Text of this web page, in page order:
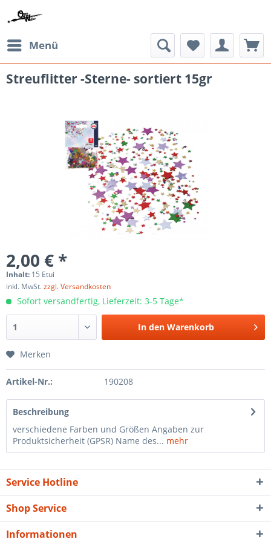
Menü
Streuflitter -Sterne- sortiert 15gr
2,00 € *
Inhalt: 15 Etui
inkl. MwSt.zzgl. Versandkosten
Sofort versandfertig, Lieferzeit: 3-5 Tage*
In den Warenkorb
Merken
Artikel-Nr.: 190208
Beschreibung
verschiedene Farben und Größen Angaben zur
Produktsicherheit (GPSR) Name des... mehr
Service Hotline
Shop Service
Informationen